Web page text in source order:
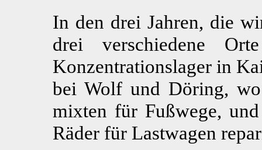
In den drei Jahren, die
drei verschiedene
Konzentrationslager in
bei Wolf und Döring,
mixten für Fußwege,
Räder für Lastwagen